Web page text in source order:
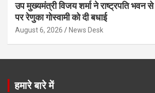
उप मुख्यमंत्री विजय शर्मा ने राष्ट्रपति
पर रेणुका गोस्वामी को दी बधाई
August 6, 2026 News Desk
हमारे बारे में